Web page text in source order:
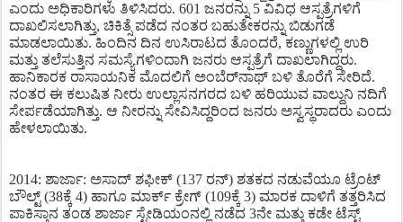
ಎಂದು ಅಧಿಕಾರಿಗಳು ತಿಳಿಸಿದರು. 601 ಜನರನ್ನು 5 ವಿವಿಧ ಆಸ್ಪತ್ರೆಗಳಿಗೆ
ದಾಖಲಿಸಲಾಗಿತ್ತು, ಚಿಕಿತ್ಸೆ ಪಡೆದ ನಂತರ ಬಹುತೇಕರನ್ನು ಬಿಡುಗಡೆ
ಮಾಡಲಾಯಿತು. ಹಿಂದಿನ ದಿನ ಉಸಿರಾಟದ ತೊಂದರೆ, ಕಣ್ಣುಗಳಲ್ಲಿ ಉರಿ
ಮತ್ತು ತಲೆಸುತ್ತಿನ ಸಮಸ್ಯೆಗಳಿಂದಾಗಿ ಜನರು ಆಸ್ಪತ್ರೆಗೆ ದಾಖಲಾಗಿದ್ದರು.
ಹಾನಿಕಾರಕ ರಾಸಾಯನಿಕ ಮೊದಲಿಗೆ ಅಂಬೆರ್​ನಾಥ್ ಬಳಿ ತೊರೆಗೆ ಸೇರಿದೆ.
ನಂತರ ಈ ಕಲುಷಿತ ನೀರು ಉಲ್ಲಾಸನಗರದ ಬಳಿ ಹರಿಯುವ ವಾಲ್ದುನಿ ನದಿಗೆ
ಸೇರ್ಪಡೆಯಾಗಿತ್ತು. ಆ ನೀರನ್ನು ಸೇವಿಸಿದ್ದರಿಂದ ಜನರು ಅಸ್ವಸ್ಥರಾದರು ಎಂದು
ಹೇಳಲಾಯಿತು.
2014: ಶಾರ್ಜಾ: ಅಸಾದ್ ಶಫೀಕ್ (137 ರನ್) ಶತಕದ ನಡುವೆಯೂ ಟ್ರೆಂಟ್
ಬೌಲ್ಟ್ (38ಕ್ಕೆ 4) ಹಾಗೂ ಮಾರ್ಕ್ ಕ್ರೇಗ್ (109ಕ್ಕೆ 3) ಮಾರಕ ದಾಳಿಗೆ ತತ್ತರಿಸಿದ
ಪಾಕಿಸ್ತಾನ ತಂಡ ಶಾರ್ಜಾ ಸ್ಟೇಡಿಯಂನಲ್ಲಿ ನಡೆದ 3ನೇ ಮತ್ತು ಕಡೇ ಟೆಸ್ಟ್